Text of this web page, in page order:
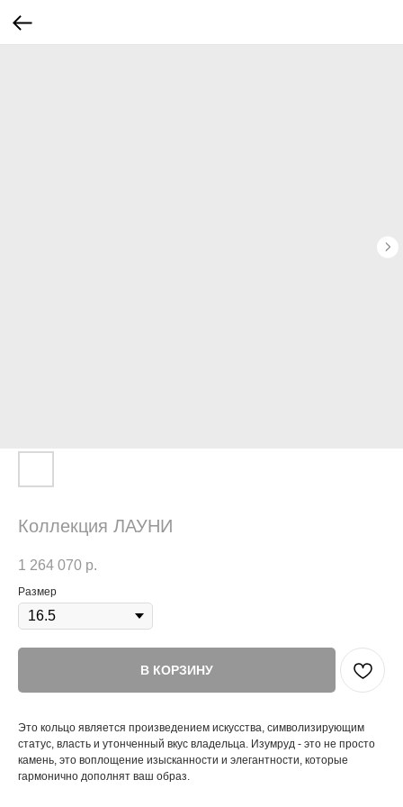
Коллекция ЛАУНИ
1 264 070 р.
Размер
В КОРЗИНУ
Это кольцо является произведением искусства, символизирующим
статус, власть и утонченный вкус владельца. Изумруд - это не просто
камень, это воплощение изысканности и элегантности, которые
гармонично дополнят ваш образ.